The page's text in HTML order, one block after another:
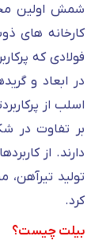
شمش اولین
کارخانه های
فولادی که
در ابعاد و
اسلب از
بر تفاوت در
دارند. از
تولید تیرآهن،
کرد.
بیلت چیست؟